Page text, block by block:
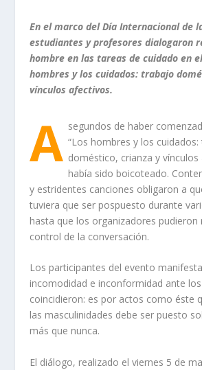
En el marco del Día Internacional de
estudiantes y profesores dialogaron
hombre en las tareas de cuidado en
hombres y los cuidados: trabajo
vínculos afectivos.
A segundos de haber
“Los hombres y los cuidados:
doméstico, crianza y vínculos
había sido boicoteado.
y estridentes canciones obligaron a
tuviera que ser pospuesto durante
hasta que los organizadores pudieron
control de la conversación.
Los participantes del evento
incomodidad e inconformidad ante
coincidieron: es por actos como éste
las masculinidades debe ser puesto
más que nunca.
El diálogo, realizado el viernes 5 de